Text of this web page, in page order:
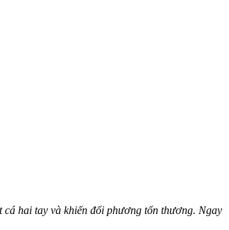
hai tay và khiến đối phương tổn thương. Ngay